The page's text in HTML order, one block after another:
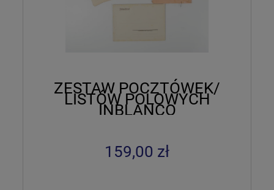
ZESTAW POCZTÓWEK/
LISTÓW POLOWYCH
INBLANCO
159,00 zł